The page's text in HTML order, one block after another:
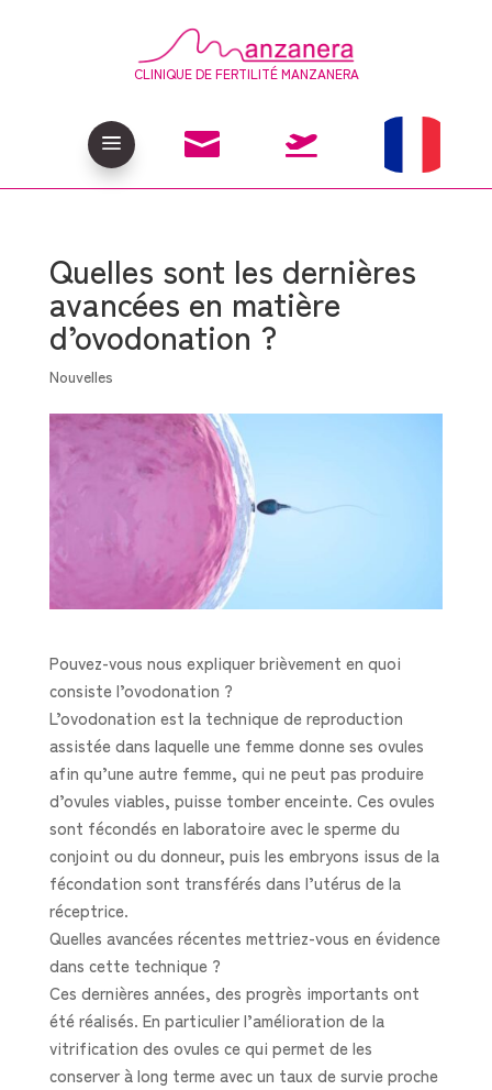
CLINIQUE DE FERTILITÉ MANZANERA
a  
Quelles sont les dernières
avancées en matière
d’ovodonation ?
Nouvelles
Pouvez-vous nous expliquer brièvement en quoi
consiste l’ovodonation ?
L’ovodonation est la technique de reproduction
assistée dans laquelle une femme donne ses ovules
afin qu’une autre femme, qui ne peut pas produire
d’ovules viables, puisse tomber enceinte. Ces ovules
sont fécondés en laboratoire avec le sperme du
conjoint ou du donneur, puis les embryons issus de la
fécondation sont transférés dans l’utérus de la
réceptrice.
Quelles avancées récentes mettriez-vous en évidence
dans cette technique ?
Ces dernières années, des progrès importants ont
été réalisés. En particulier l’amélioration de la
vitrification des ovules ce qui permet de les
conserver à long terme avec un taux de survie proche